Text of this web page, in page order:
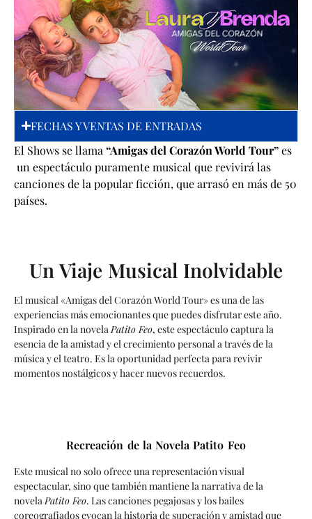
FECHAS Y VENTAS DE ENTRADAS
El Shows se llama “Amigas del Corazón World Tour”es
un espectáculo puramente musical que revivirá las
canciones de la popular ficción, que arrasó en más de 50
países.
Un Viaje Musical Inolvidable
El musical «Amigas del Corazón World Tour» es una de las
experiencias más emocionantes que puedes disfrutar este año.
Inspirado en la novela Patito Feo, este espectáculo captura la
esencia de la amistad y el crecimiento personal a través de la
música y el teatro. Es la oportunidad perfecta para revivir
momentos nostálgicos y hacer nuevos recuerdos.
Recreación de la Novela Patito Feo
Este musical no solo ofrece una representación visual
espectacular, sino que también mantiene la narrativa de la
novela Patito Feo. Las canciones pegajosas y los bailes
coreografiados evocan la historia de superación y amistad que